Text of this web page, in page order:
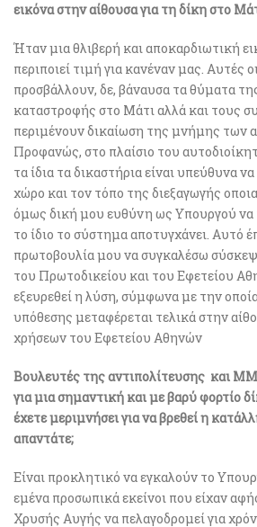
εικόνα στην αίθουσα για τη δίκη στο
Ήταν μια θλιβερή και αποκαρδιωτική
περιποιεί τιμή για κανέναν μας. Αυτές
προσβάλλουν, δε, βάναυσα τα θύματα
καταστροφής στο Μάτι αλλά και τους
περιμένουν δικαίωση της μνήμης των
Προφανώς, στο πλαίσιο του
τα ίδια τα δικαστήρια είναι υπεύθυνα
χώρο και τον τόπο της διεξαγωγής
όμως δική μου ευθύνη ως Υπουργού να
το ίδιο το σύστημα αποτυγχάνει. Αυτό
πρωτοβουλία μου να συγκαλέσω
του Πρωτοδικείου και του Εφετείου
εξευρεθεί η λύση, σύμφωνα με την
υπόθεσης μεταφέρεται τελικά στην
χρήσεων του Εφετείου Αθηνών
Bουλευτές της αντιπολίτευσης και
για μια σημαντική και με βαρύ φορτίο
έχετε μεριμνήσει για να βρεθεί η
απαντάτε;
Είναι προκλητικό να εγκαλούν το
εμένα προσωπικά εκείνοι που είχαν
Χρυσής Αυγής να πελαγοδρομεί για